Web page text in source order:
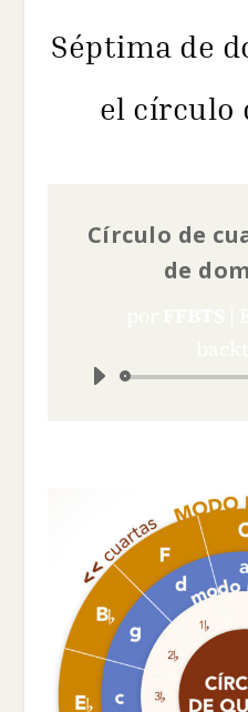
Séptima de
el círculo
Círculo de
de